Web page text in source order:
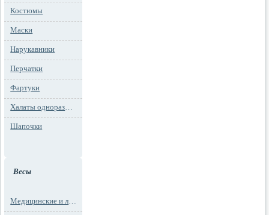
Костюмы
Маски
Нарукавники
Перчатки
Фартуки
Халаты одноразовые
Шапочки
Весы
Медицинские и лабораторные весы